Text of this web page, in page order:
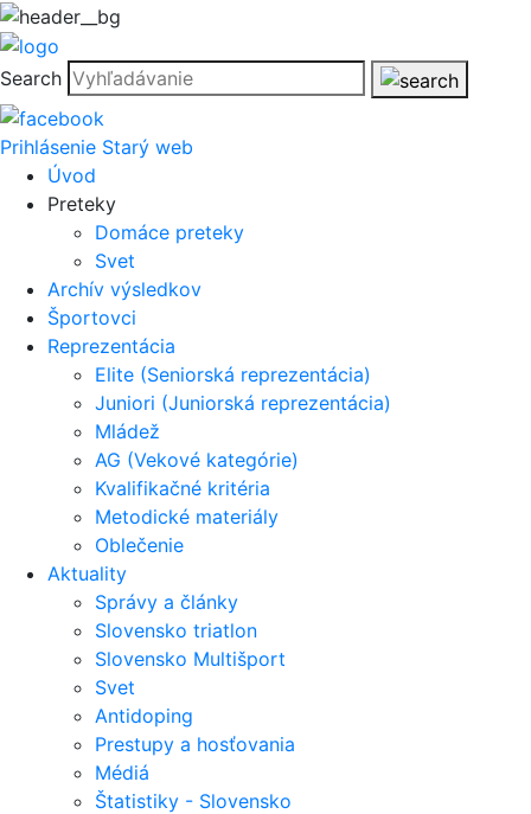
Search
Prihlásenie Starý web
Úvod
Preteky
Domáce preteky
Svet
Archív výsledkov
Športovci
Reprezentácia
Elite (Seniorská reprezentácia)
Juniori (Juniorská reprezentácia)
Mládež
AG (Vekové kategórie)
Kvalifikačné kritéria
Metodické materiály
Oblečenie
Aktuality
Správy a články
Slovensko triatlon
Slovensko Multišport
Svet
Antidoping
Prestupy a hosťovania
Médiá
Štatistiky - Slovensko